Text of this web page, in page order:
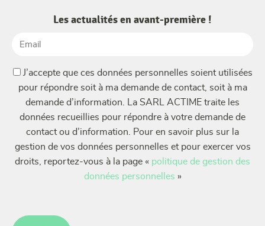
Les actualités en avant-première !
(Nécessaire)
J’accepte que ces données personnelles soient utilisées
pour répondre soit à ma demande de contact, soit à ma
demande d’information. La SARL ACTIME traite les
données recueillies pour répondre à votre demande de
contact ou d’information. Pour en savoir plus sur la
gestion de vos données personnelles et pour exercer vos
droits, reportez-vous à la page « politique de gestion des
données personnelles »